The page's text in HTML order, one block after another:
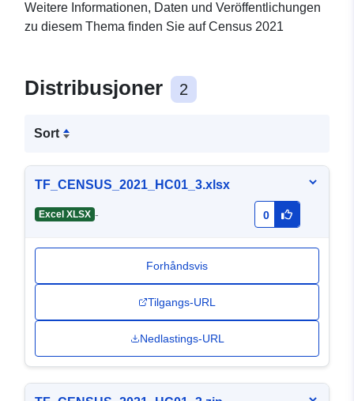
Weitere Informationen, Daten und Veröffentlichungen
zu diesem Thema finden Sie auf Census 2021
Distribusjoner 2
Sort
TF_CENSUS_2021_HC01_3.xlsx
Excel XLSX - 0
Forhåndsvis
Tilgangs-URL
Nedlastings-URL